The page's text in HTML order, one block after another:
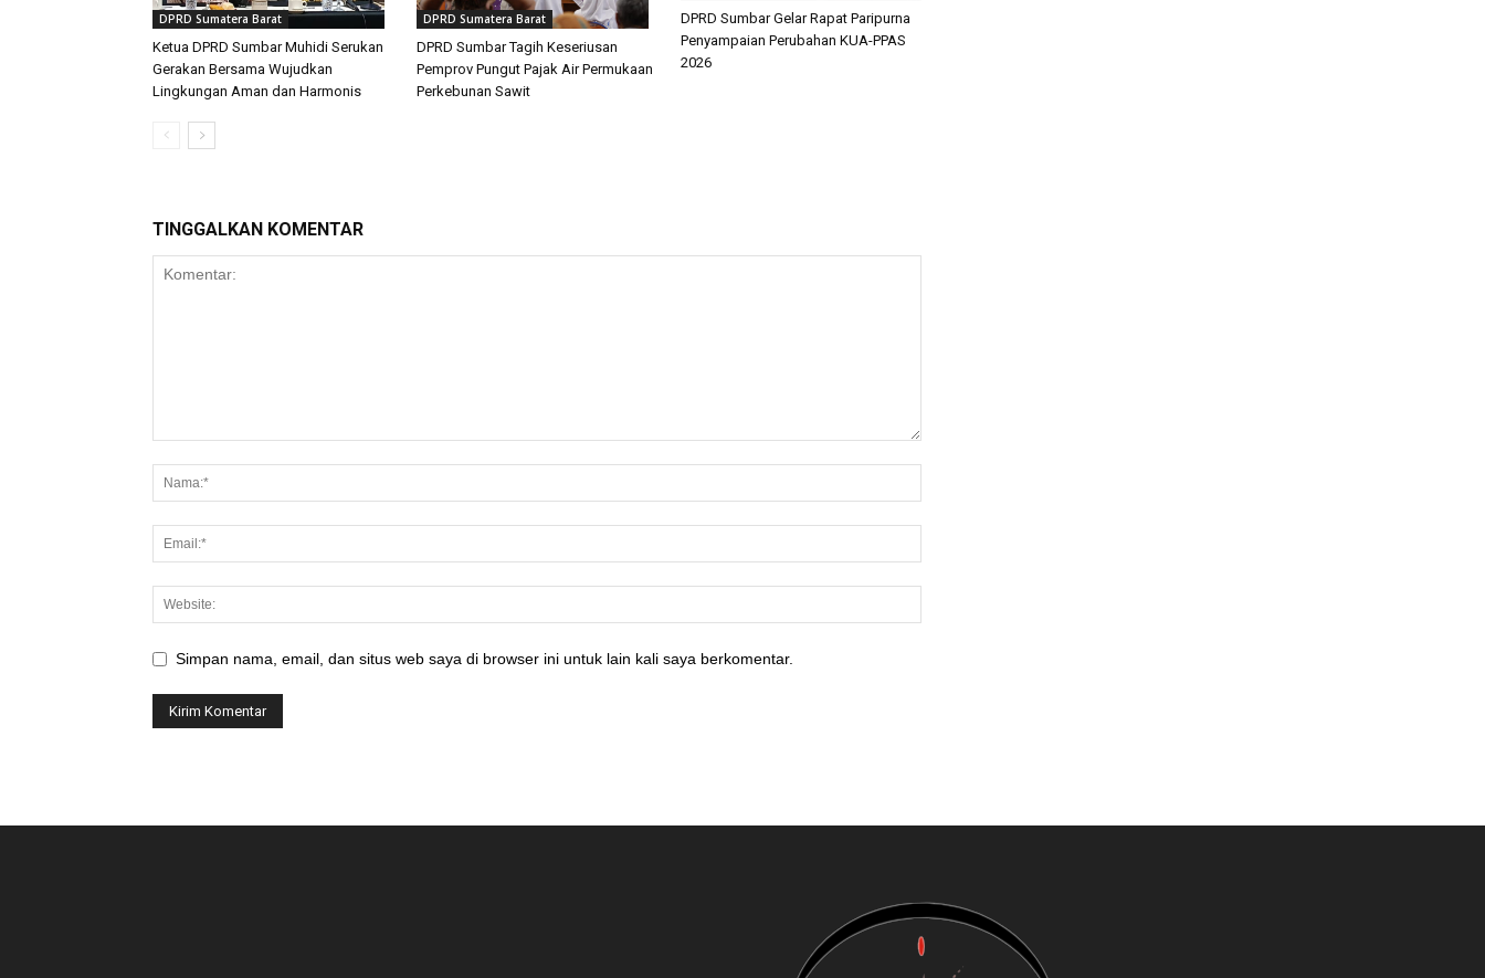
DPRD Sumatera Barat
Ketua DPRD Sumbar Muhidi Serukan
Gerakan Bersama Wujudkan
Lingkungan Aman dan Harmonis
DPRD Sumatera Barat
DPRD Sumbar Tagih Keseriusan
Pemprov Pungut Pajak Air Permukaan
Perkebunan Sawit
DPRD Sumbar Gelar Rapat Paripurna
Penyampaian Perubahan KUA-PPAS
2026
TINGGALKAN KOMENTAR
Simpan nama, email, dan situs web saya di browser ini untuk lain kali saya berkomentar.